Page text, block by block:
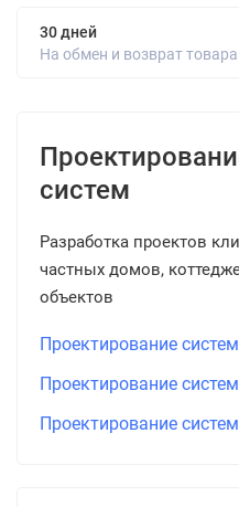
30 дней
На обмен и возврат товара
систем
Разработка проектов
частных домов,
объектов
Проектирование
Проектирование
Проектирование